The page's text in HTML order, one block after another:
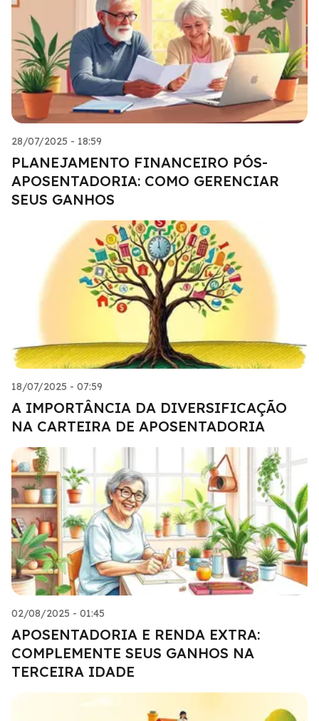
28/07/2025 - 18:59
PLANEJAMENTO FINANCEIRO PÓS-
APOSENTADORIA: COMO GERENCIAR
SEUS GANHOS
18/07/2025 - 07:59
A IMPORTÂNCIA DA DIVERSIFICAÇÃO
NA CARTEIRA DE APOSENTADORIA
02/08/2025 - 01:45
APOSENTADORIA E RENDA EXTRA:
COMPLEMENTE SEUS GANHOS NA
TERCEIRA IDADE